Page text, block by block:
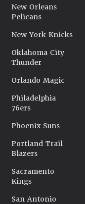
New Orleans
Pelicans
New York Knicks
Oklahoma City
Thunder
Orlando Magic
Philadelphia
76ers
Phoenix Suns
Portland Trail
Blazers
Sacramento
Kings
San Antonio